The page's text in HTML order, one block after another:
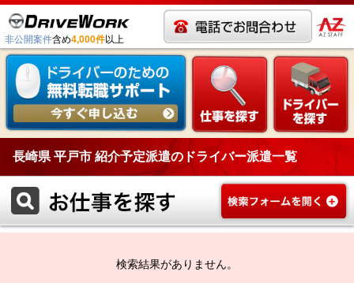
非公開案件含め4,000件以上
長崎県 平戸市 紹介予定派遣のドライバー派遣一覧
検索結果がありません。